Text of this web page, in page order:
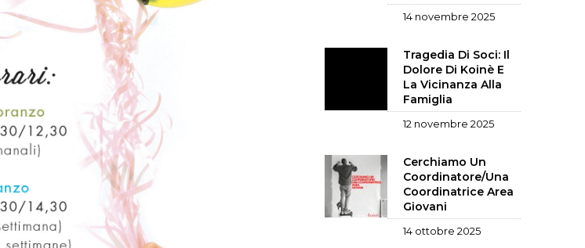
14 novembre 2025
Tragedia Di Soci: Il
Dolore Di Koinè E
La Vicinanza Alla
Famiglia
12 novembre 2025
Cerchiamo Un
Coordinatore/una
Coordinatrice Area
Giovani
14 ottobre 2025